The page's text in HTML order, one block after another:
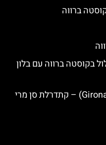
ברווה
בקוסטה ברווה עם בלון
קתדרלת גירונה (Girona Cathedral) – קתדרלת סן מרי